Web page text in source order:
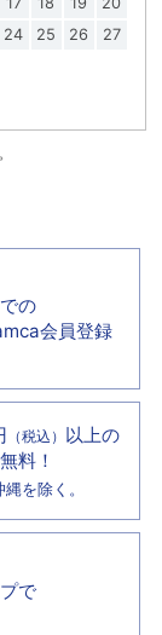
24 25 26
27
の
会員登録
（税込） 以上の
料！
を除く。
で